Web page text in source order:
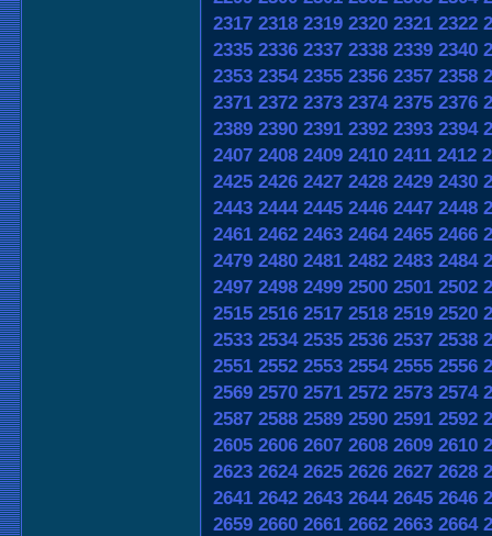
2317 2318 2319 2320 2321 2322
2335 2336 2337 2338 2339 2340
2353 2354 2355 2356 2357 2358
2371 2372 2373 2374 2375 2376
2389 2390 2391 2392 2393 2394
2407 2408 2409 2410 2411 2412
2425 2426 2427 2428 2429 2430
2443 2444 2445 2446 2447 2448
2461 2462 2463 2464 2465 2466
2479 2480 2481 2482 2483 2484
2497 2498 2499 2500 2501 2502
2515 2516 2517 2518 2519 2520
2533 2534 2535 2536 2537 2538
2551 2552 2553 2554 2555 2556
2569 2570 2571 2572 2573 2574
2587 2588 2589 2590 2591 2592
2605 2606 2607 2608 2609 2610
2623 2624 2625 2626 2627 2628
2641 2642 2643 2644 2645 2646
2659 2660 2661 2662 2663 2664